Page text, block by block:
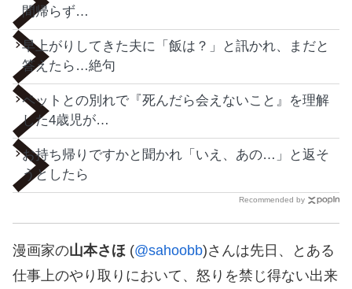
間帰らず…
早上がりしてきた夫に「飯は？」と訊かれ、まだと
答えたら…絶句
ペットとの別れで『死んだら会えないこと』を理解
した4歳児が…
お持ち帰りですかと聞かれ「いえ、あの…」と返そ
うとしたら
Recommended by
漫画家の山本さほ (@sahoobb)さんは先日、とある
仕事上のやり取りにおいて、怒りを禁じ得ない出来